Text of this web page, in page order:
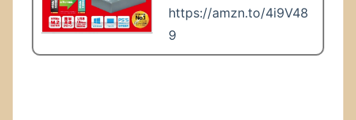
https://amzn.to/4i9V48
9